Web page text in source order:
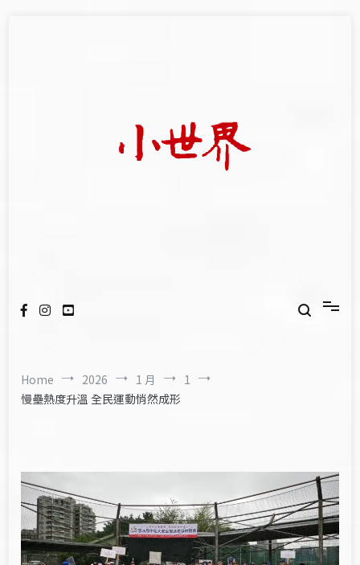
Home 2026 1 月
1
慢壘熱度升溫 全民運動悄然成形